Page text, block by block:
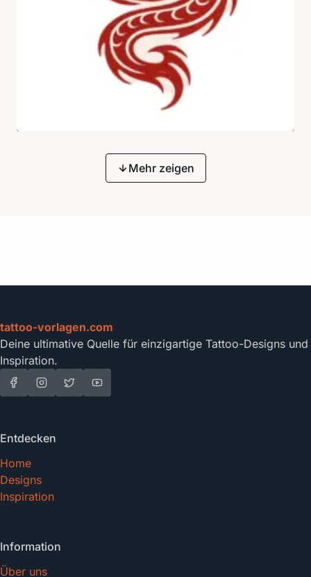
Mehr zeigen
tattoo-vorlagen.com
Deine ultimative Quelle für einzigartige Tattoo-Designs und
Inspiration.
Entdecken
Home
Designs
Inspiration
Information
Über uns